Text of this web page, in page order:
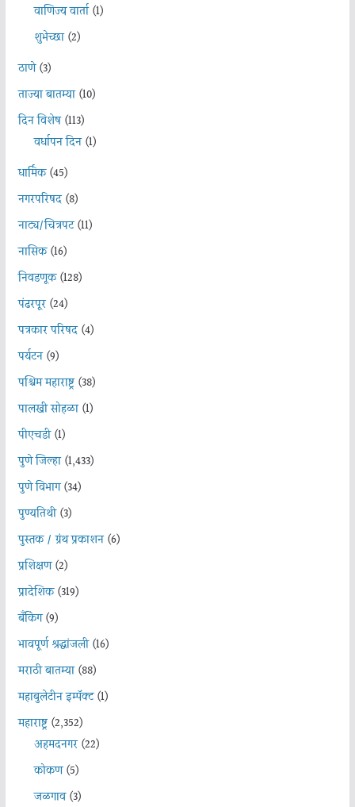
वाणिज्य वार्ता(1)
शुभेच्छा(2)
ठाणे(3)
ताज्या बातम्या(10)
दिन विशेष(113)
वर्धापन दिन(1)
धार्मिक(45)
नगरपरिषद(8)
नाट्य/चित्रपट(11)
नासिक(16)
निवडणूक(128)
पंढरपूर(24)
पत्रकार परिषद(4)
पर्यटन(9)
पश्चिम महाराष्ट्र(38)
पालखी सोहळा(1)
पीएचडी(1)
पुणे जिल्हा(1,433)
पुणे विभाग(34)
पुण्यतिथी(3)
पुस्तक / ग्रंथ प्रकाशन(6)
प्रशिक्षण(2)
प्रादेशिक(319)
बँकिंग(9)
भावपूर्ण श्रद्धांजली(16)
मराठी बातम्या(88)
महाबुलेटीन इम्पॅक्ट(1)
महाराष्ट्र(2,352)
अहमदनगर(22)
कोकण(5)
जळगाव(3)